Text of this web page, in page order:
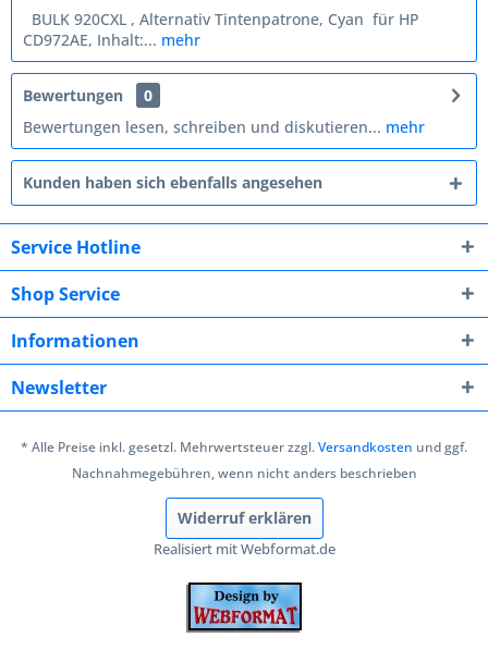
BULK 920CXL , Alternativ Tintenpatrone, Cyan für HP
CD972AE, Inhalt:... mehr
Bewertungen
0
Bewertungen lesen, schreiben und diskutieren... mehr
Kunden haben sich ebenfalls angesehen
Service Hotline
Shop Service
Informationen
Newsletter
* Alle Preise inkl. gesetzl. Mehrwertsteuer zzgl.Versandkosten und ggf.
Nachnahmegebühren, wenn nicht anders beschrieben
Widerruf erklären
Realisiert mit Webformat.de